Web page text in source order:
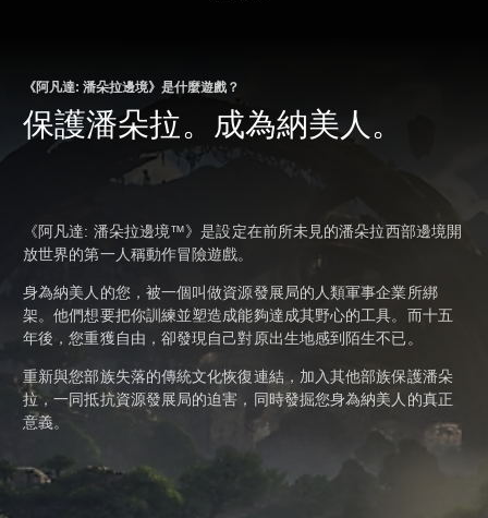
《阿凡達: 潘朵拉邊境》是什麼遊戲？
保護潘朵拉。成為納美人。
《阿凡達: 潘朵拉邊境™》是設定在前所未見的潘朵拉西部邊境開
放世界的第一人稱動作冒險遊戲。
身為納美人的您，被一個叫做資源發展局的人類軍事企業所綁
架。他們想要把你訓練並塑造成能夠達成其野心的工具。而十五
年後，您重獲自由，卻發現自己對原出生地感到陌生不已。
重新與您部族失落的傳統文化恢復連結，加入其他部族保護潘朵
拉，一同抵抗資源發展局的迫害，同時發掘您身為納美人的真正
意義。